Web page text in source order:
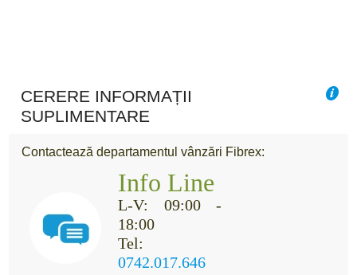
CERERE INFORMAȚII
SUPLIMENTARE
Contactează departamentul vânzări Fibrex:
Info Line
L-V: 09:00 -
18:00
Tel:
0742.017.646